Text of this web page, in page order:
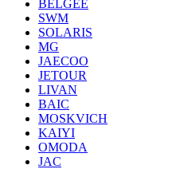
BELGEE
SWM
SOLARIS
MG
JAECOO
JETOUR
LIVAN
BAIC
MOSKVICH
KAIYI
OMODA
JAC